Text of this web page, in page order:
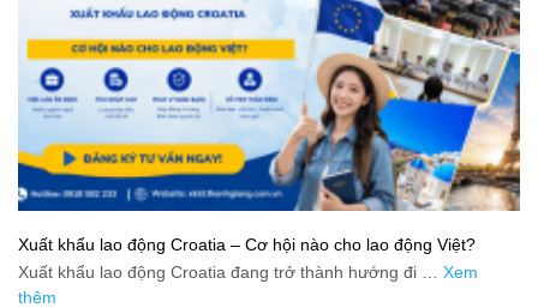
Xuất khẩu lao động Croatia – Cơ hội nào cho lao động Việt?
Xuất khẩu lao động Croatia đang trở thành hướng đi … Xem
thêm